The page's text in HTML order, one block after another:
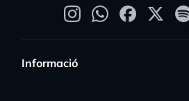
Informació